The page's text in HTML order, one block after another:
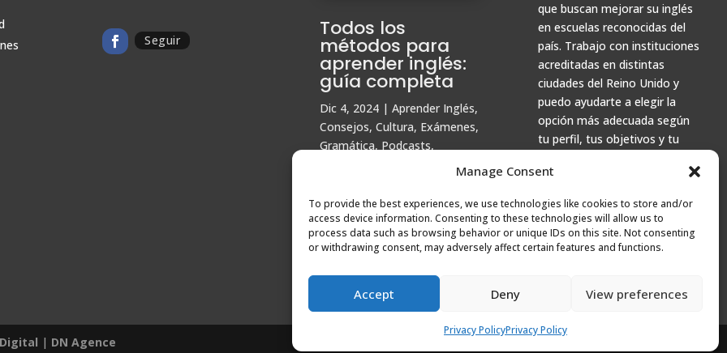
Manage Consent
To provide the best experiences, we use technologies like cookies to store and/or
access device information. Consenting to these technologies will allow us to
process data such as browsing behavior or unique IDs on this site. Not consenting
or withdrawing consent, may adversely affect certain features and functions.
Accept Deny View preferences
Privacy PolicyPrivacy Policy
Seguir Todos los
métodos para
aprender inglés:
guía completa
Dic 4, 2024| Aprender Inglés,
Consejos, Cultura, Exámenes,
Gramática, Podcasts,
« Entradas más antiguas
que buscan mejorar su inglés
en escuelas reconocidas del
país. Trabajo con instituciones
acreditadas en distintas
ciudades del Reino Unido y
puedo ayudarte a elegir la
opción más adecuada según
tu perfil, tus objetivos y tu
| DN Agence